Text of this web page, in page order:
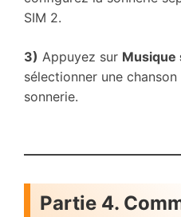
SIM 2.
3) Appuyez sur Musique
sélectionner une
sonnerie.
Partie 4.